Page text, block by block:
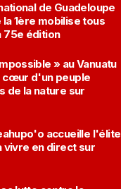
de Guadeloupe
1ère mobilise tous
75e édition
» au Vanuatu
cœur d'un peuple
de la nature sur
accueille l'élite
vivre en direct sur